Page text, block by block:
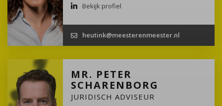
Bekijk profiel
heutink@meesterenmeester.nl
MR. PETER
SCHARENBORG
JURIDISCH ADVISEUR